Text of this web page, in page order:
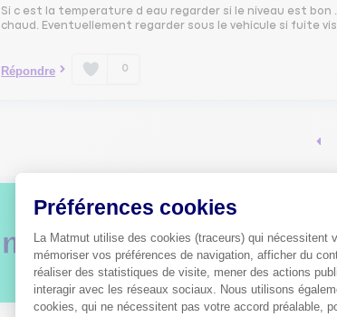
Si c est la temperature d eau regarder si le niveau est
chaud. Eventuellement regarder sous le vehicule si fuite
Répondre 0
confiance.
Pourquoi pas
Préférences cookies
La Matmut utilise des cookies (traceurs) qui nécessitent
mémoriser vos préférences de navigation, afficher du
réaliser des statistiques de visite, mener des actions
interagir avec les réseaux sociaux. Nous utilisons
cookies, qui ne nécessitent pas votre accord préalable,